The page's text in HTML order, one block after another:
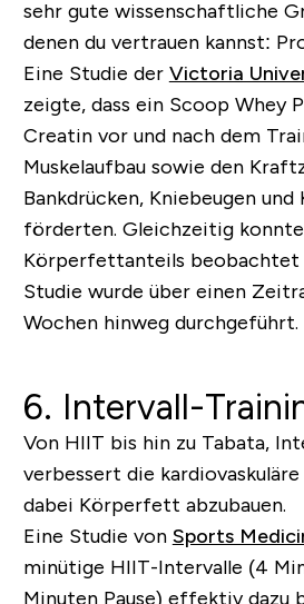
sehr gute wissenschaftliche
denen du vertrauen kannst:
Eine Studie der Victoria
zeigte, dass ein Scoop Whey
Creatin vor und nach dem
Muskelaufbau sowie den
Bankdrücken, Kniebeugen und
förderten. Gleichzeitig konnte
Körperfettanteils beobachtet
Studie wurde über einen
Wochen hinweg durchgeführt.
6. Intervall-
Von HIIT bis hin zu Tabata,
verbessert die
dabei Körperfett abzubauen.
Eine Studie von Sports
minütige HIIT-Intervalle (4
Minuten Pause) effektiv dazu